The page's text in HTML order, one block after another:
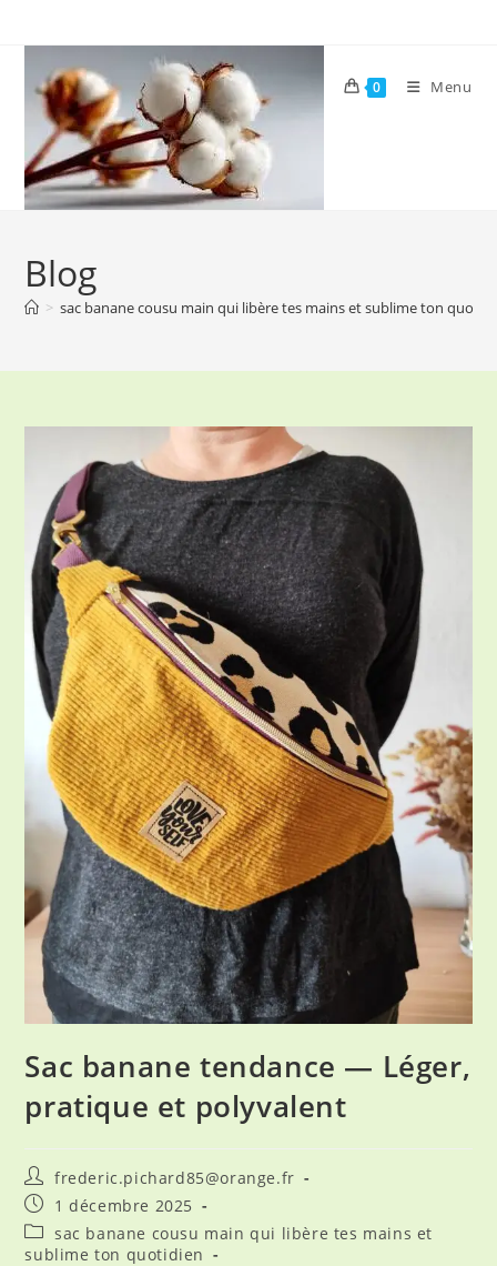
content
0 Menu
Blog
> sac banane cousu main qui libère tes mains et sublime ton
Sac banane tendance — Léger,
pratique et polyvalent
Auteur/autrice
de
la
publication :
frederic.pichard85@orange.fr
Publication
publiée :
1 décembre 2025
Post
category:
sac banane cousu main qui libère tes mains et
sublime ton quotidien